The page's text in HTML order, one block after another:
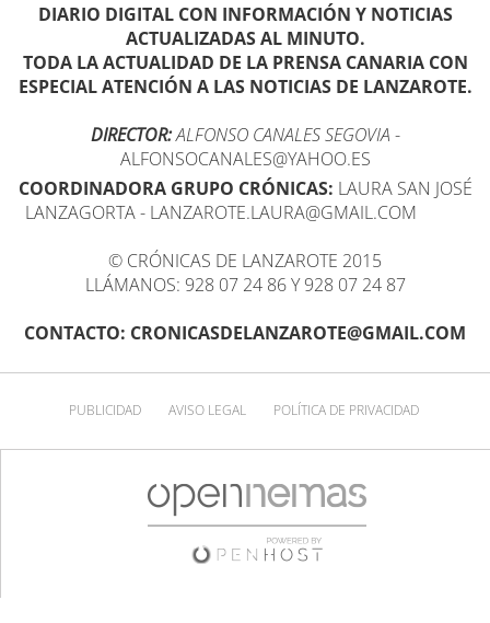
DIARIO DIGITAL CON INFORMACIÓN Y NOTICIAS
ACTUALIZADAS AL MINUTO.
TODA LA ACTUALIDAD DE LA PRENSA CANARIA CON
ESPECIAL ATENCIÓN A LAS NOTICIAS DE LANZAROTE.
DIRECTOR:ALFONSO CANALES SEGOVIA -
ALFONSOCANALES@YAHOO.ES
COORDINADORA GRUPO CRÓNICAS: LAURA SAN JOSÉ
LANZAGORTA - LANZAROTE.LAURA@GMAIL.COM
© CRÓNICAS DE LANZAROTE 2015
LLÁMANOS: 928 07 24 86 Y 928 07 24 87
CONTACTO: CRONICASDELANZAROTE@GMAIL.COM
PUBLICIDAD AVISO LEGAL POLÍTICA DE PRIVACIDAD